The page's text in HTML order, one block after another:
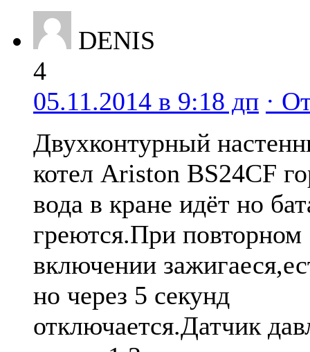
DENIS
4
05.11.2014 в 9:18 дп ·
Двухконтурный
котел Ariston BS24CF
вода в кране идёт но
греются.При повторном
включении
но через 5 секунд
отключается.Датчик